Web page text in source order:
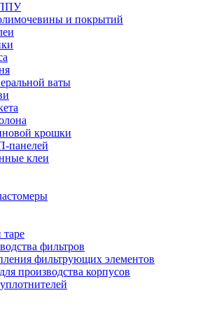
и покрытий
ваты
крошки
панелей
клеи
фильтров
фильтрующих элементов
производства корпусов